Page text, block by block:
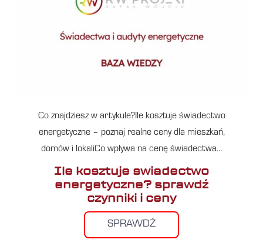
Co znajdziesz w artykule?Ile kosztuje świadectwo
energetyczne – poznaj realne ceny dla mieszkań,
domów i lokaliCo wpływa na cenę świadectwa…
Ile kosztuje swiadectwo
energetyczne? sprawdź
czynniki i ceny
SPRAWDŹ